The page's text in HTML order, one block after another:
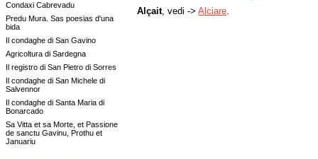
Condaxi Cabrevadu
Predu Mura. Sas poesias d'una
bida
Il condaghe di San Gavino
Agricoltura di Sardegna
Il registro di San Pietro di Sorres
Il condaghe di San Michele di
Salvennor
Il condaghe di Santa Maria di
Bonarcado
Sa Vitta et sa Morte, et Passione
de sanctu Gavinu, Prothu et
Januariu
Alçait, vedi -> Alciare